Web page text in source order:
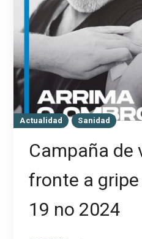
Actualidad Sanidad
Campaña de
fronte a gripe
19 no 2024